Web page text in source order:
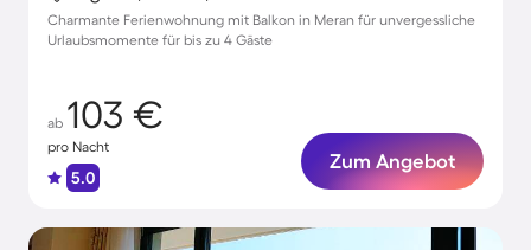
Charmante Ferienwohnung mit Balkon in Meran für unvergessliche
Urlaubsmomente für bis zu 4 Gäste
ab 103 €
pro Nacht
5.0
Zum Angebot